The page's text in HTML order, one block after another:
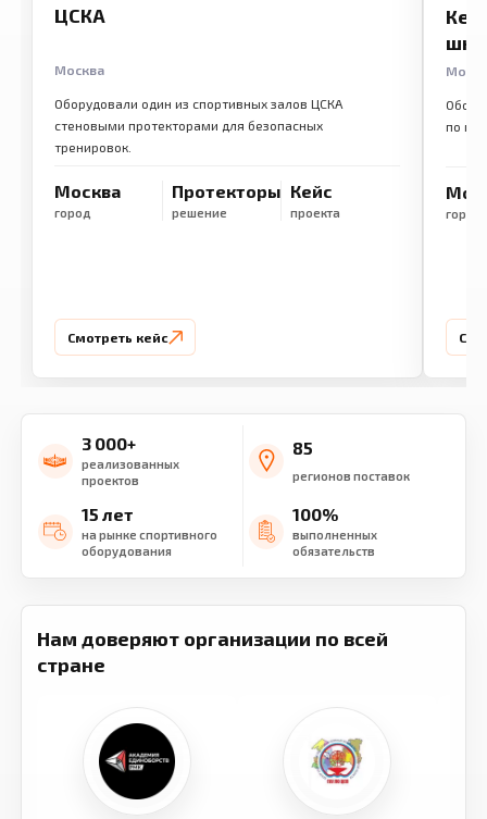
ЦСКА
Москва
Оборудовали один из спортивных залов ЦСКА
стеновыми протекторами для безопасных
тренировок.
Москва
город
Протекторы
решение
Кейс
проекта
Смотреть кейс
по
город
3 000+
реализованных
проектов
85
регионов поставок
15 лет
на рынке спортивного
оборудования
100%
выполненных
обязательств
Нам доверяют организации по всей
стране